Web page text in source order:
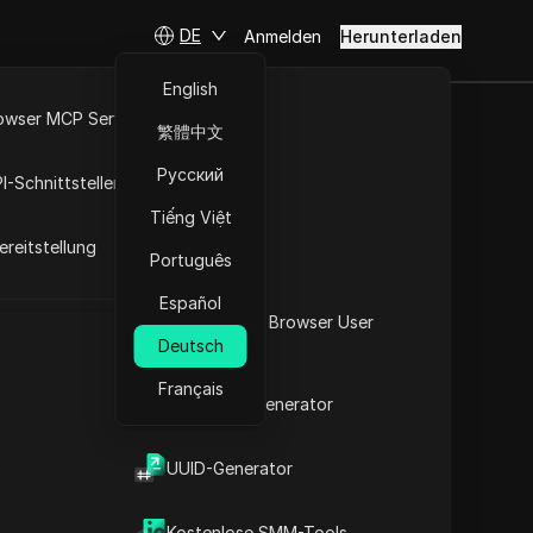
Was ist mein Browser User
Agent
2FA-Code-Generator
UUID-Generator
MCP Server
Schnittstellen
DE
English
繁體中文
Русский
Tiếng Việt
Português
Español
Deutsch
Français
Anmelden Herunterladen
erstattet
-
2025]
deaktiviert - Erstattungsbetrag auf dem